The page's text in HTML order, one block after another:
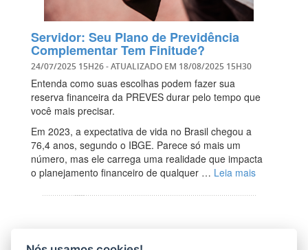
Servidor: Seu Plano de Previdência
Complementar Tem Finitude?
24/07/2025 15H26- ATUALIZADO EM 18/08/2025 15H30
Entenda como suas escolhas podem fazer sua
reserva financeira da PREVES durar pelo tempo que
você mais precisar.
Em 2023, a expectativa de vida no Brasil chegou a
76,4 anos, segundo o IBGE. Parece só mais um
número, mas ele carrega uma realidade que impacta
o planejamento financeiro de qualquer … Leia mais